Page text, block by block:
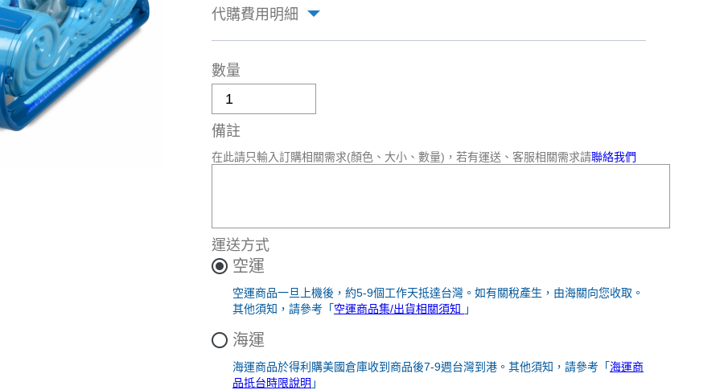
代購費用明細
數量
備註
在此請只輸入訂購相關需求(顏色、大小、數量)，若有運送、客服相關需求請聯絡我們
運送方式
空運
空運商品一旦上機後，約5-9個工作天抵達台灣。如有關稅產生，由海關向您收取。
其他須知，請參考「 空運商品集/出貨相關須知 」
海運
海運商品於得利購美國倉庫收到商品後7-9週台灣到港。其他須知，請參考「海運商
品抵台時限說明 」